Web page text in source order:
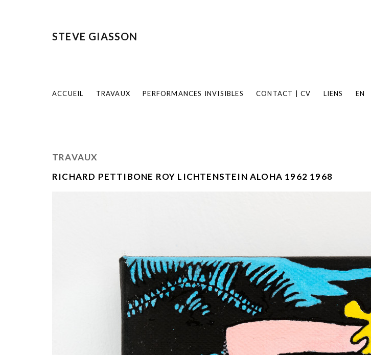
STEVE GIASSON
ACCUEIL TRAVAUX PERFORMANCES INVISIBLES CONTACT | CV LIENS EN
TRAVAUX
RICHARD PETTIBONE ROY LICHTENSTEIN ALOHA 1962 1968